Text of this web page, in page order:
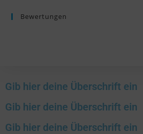
Bewertungen
Gib hier deine Überschrift ein
Gib hier deine Überschrift ein
Gib hier deine Überschrift ein